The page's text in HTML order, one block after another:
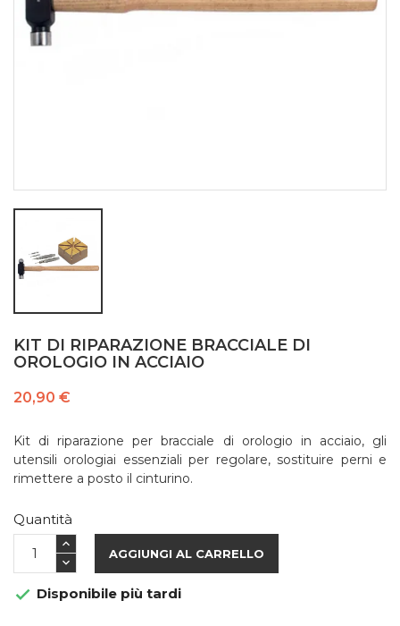
KIT DI RIPARAZIONE BRACCIALE DI
OROLOGIO IN ACCIAIO
20,90 €
Kit di riparazione per bracciale di orologio in acciaio, gli
utensili orologiai essenziali per regolare, sostituire perni e
rimettere a posto il cinturino.
Quantità
AGGIUNGI AL CARRELLO
 Disponibile più tardi